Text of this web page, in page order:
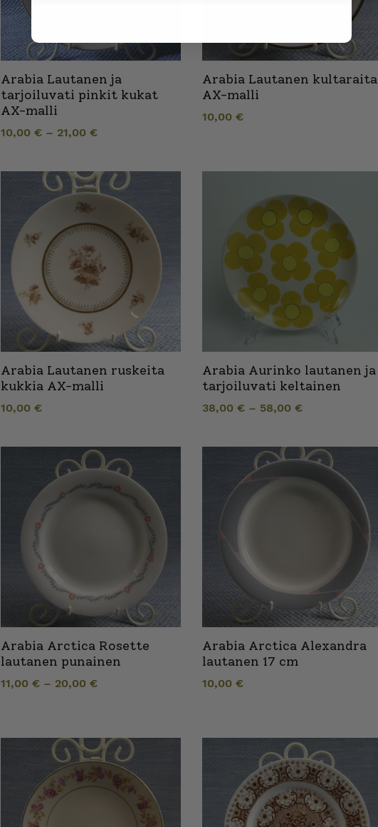
Arabia Lautanen ja
tarjoiluvati pinkit kukat
AX-malli
10,00€ – 21,00€
Arabia Lautanen kultaraita
AX-malli
10,00 €
Arabia Lautanen ruskeita
kukkia AX-malli
10,00€
Arabia Aurinko lautanen ja
tarjoiluvati keltainen
38,00 €– 58,00 €
Arabia Arctica Rosette
lautanen punainen
11,00€ – 20,00€
Arabia Arctica Alexandra
lautanen 17 cm
10,00 €